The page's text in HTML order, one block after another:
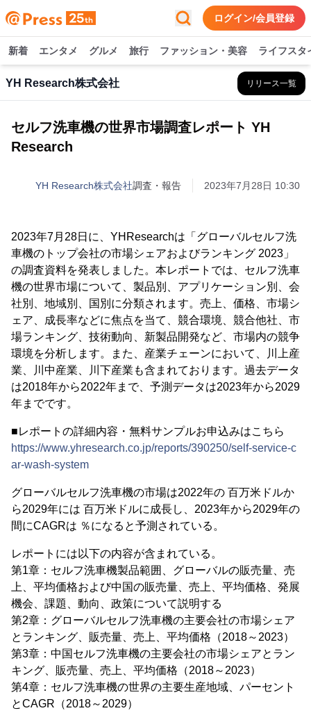
ログイン/会員登録
新着 エンタメ グルメ 旅行 ファッション・美容 ライフスタ
YH Research株式会社 リリース一覧
セルフ洗車機の世界市場調査レポート YH
Research
YH Research株式会社調査・報告 2023年7月28日 10:30
2023年7月28日に、YHResearchは「グローバルセルフ洗
車機のトップ会社の市場シェアおよびランキング 2023」
の調査資料を発表しました。本レポートでは、セルフ洗車
機の世界市場について、製品別、アプリケーション別、会
社別、地域別、国別に分類されます。売上、価格、市場シ
ェア、成長率などに焦点を当て、競合環境、競合他社、市
場ランキング、技術動向、新製品開発など、市場内の競争
環境を分析します。また、産業チェーンにおいて、川上産
業、川中産業、川下産業も含まれております。過去データ
は2018年から2022年まで、予測データは2023年から2029
年までです。
■レポートの詳細内容・無料サンプルお申込みはこちら
https://www.yhresearch.co.jp/reports/390250/self-service-c
ar-wash-system
グローバルセルフ洗車機の市場は2022年の 百万米ドルか
ら2029年には 百万米ドルに成長し、2023年から2029年の
間にCAGRは ％になると予測されている。
レポートには以下の内容が含まれている。
第1章：セルフ洗車機製品範囲、グローバルの販売量、売
上、平均価格および中国の販売量、売上、平均価格、発展
機会、課題、動向、政策について説明する
第2章：グローバルセルフ洗車機の主要会社の市場シェア
とランキング、販売量、売上、平均価格（2018～2023）
第3章：中国セルフ洗車機の主要会社の市場シェアとラン
キング、販売量、売上、平均価格（2018～2023）
第4章：セルフ洗車機の世界の主要生産地域、パーセント
とCAGR（2018～2029）